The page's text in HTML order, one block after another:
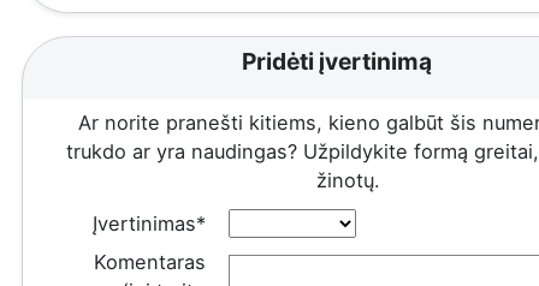
Pridėti įvertinimą
Ar norite pranešti kitiems, kieno galbūt šis
trukdo ar yra naudingas? Užpildykite formą
žinotų.
Įvertinimas*
Komentaras